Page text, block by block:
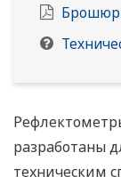
разработаны
техническим